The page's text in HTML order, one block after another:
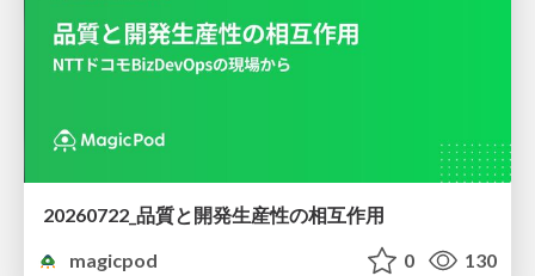
20260722_品質と開発生産性の相互作用
magicpod
0 130